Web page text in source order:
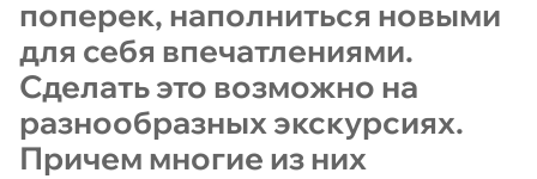
поперек, наполниться новыми
для себя впечатлениями.
Сделать это возможно на
разнообразных экскурсиях.
Причем многие из них